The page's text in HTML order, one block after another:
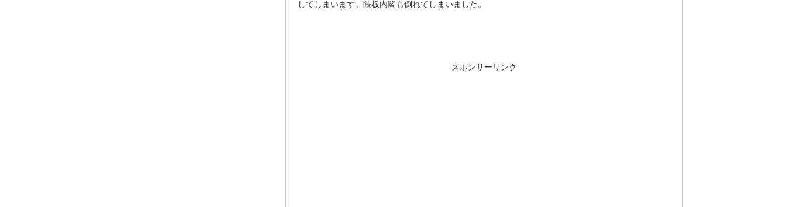
してしまいます。隈板内閣も倒れてしまいました。
スポンサーリンク